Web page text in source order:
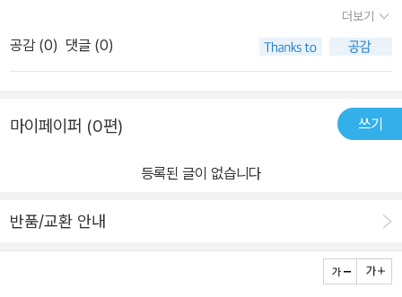
은 게 많은걸 보니 말이죠. ^^일단 모르는 단어를 찾지 않고 해석을 하
고 문제를 풀도록 하고 있답니다.그 후에 단어를 찾도록 하고 있지요.​
석은 무난히 되더라구요.중학교부터는 내용을 유추하면서 문제푸는
능력을 키우는게 좋다고 생각되요.모르는 단어가 나와도 문제를 모두
되어 있답니다.지문의 내용이 전체내용을 유추하는 능력을 키운다면
문제는 부분의 정확성을 키운다고 보면 좋을 듯 싶어요.문제는 유추
보는 능력을 독해문제집을 통해 키우는거죠.또한 Quick Check for
Words에서는 지문속 단어 중 헷갈리는 것을 문제를 통해 제대로 익
로 흥미로운 17개 테마와 96개의소재를 엄선했다고 해요.​음... 중학
생인지라...아무래도 중학생용 영어교재를 선택할때는 교과서를 바탕
으로 했는지? 안했는지?가 관심이 가더라구요.그런데 디딤돌 중학생
담고 있다고 해서 더욱 마음이 가더라구요.^^​​​​자~ 그럼... 1권에서는
의 주제를 담고 있어서 ​아이가 공부하면서 지루하지않게~흥미로운
첫번째 주제인 문화에 대해서 재미있게 읽으면서 공부해보았어요.​첫
각인되도록마인드 맵으로 보여주네요.​어떤 테마를 만나도 그에 관련
더보기
공감 (0) 댓글 (0)
마이페이퍼 (0편) 쓰기
등록된 글이 없습니다
반품/교환 안내